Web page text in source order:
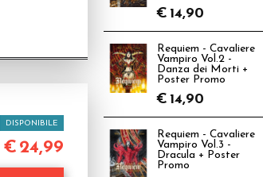
DISPONIBILE
€ 24,99
€ 14,90
Requiem - Cavaliere
Vampiro Vol.2 -
Danza dei Morti +
Poster Promo
€ 14,90
Requiem - Cavaliere
Vampiro Vol.3 -
Dracula + Poster
Promo